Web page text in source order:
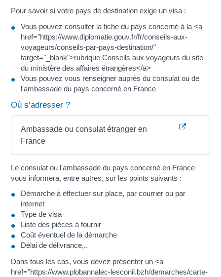
Pour savoir si votre pays de destination exige un visa :
Vous pouvez consulter la fiche du pays concerné à la <a
href="https://www.diplomatie.gouv.fr/fr/conseils-aux-
voyageurs/conseils-par-pays-destination/"
target="_blank">rubrique Conseils aux voyageurs du site
du ministère des affaires étrangères</a>
Vous pouvez vous renseigner auprès du consulat ou de
l'ambassade du pays concerné en France
Où s’adresser ?
Ambassade ou consulat étranger en
France
Le consulat ou l'ambassade du pays concerné en France
vous informera, entre autres, sur les points suivants :
Démarche à effectuer sur place, par courrier ou par
internet
Type de visa
Liste des pièces à fournir
Coût éventuel de la démarche
Délai de délivrance,..
Dans tous les cas, vous devez présenter un <a
href="https://www.plobannalec-lesconil.bzh/demarches/carte-